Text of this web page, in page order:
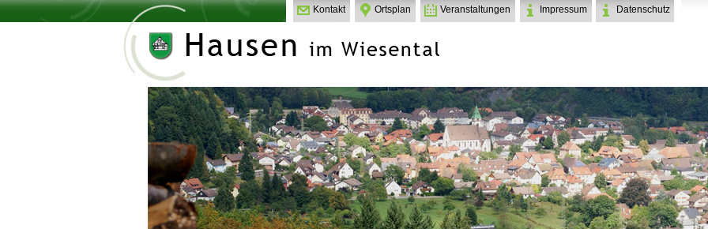
Kontakt Ortsplan Veranstaltungen Impressum Datenschutz